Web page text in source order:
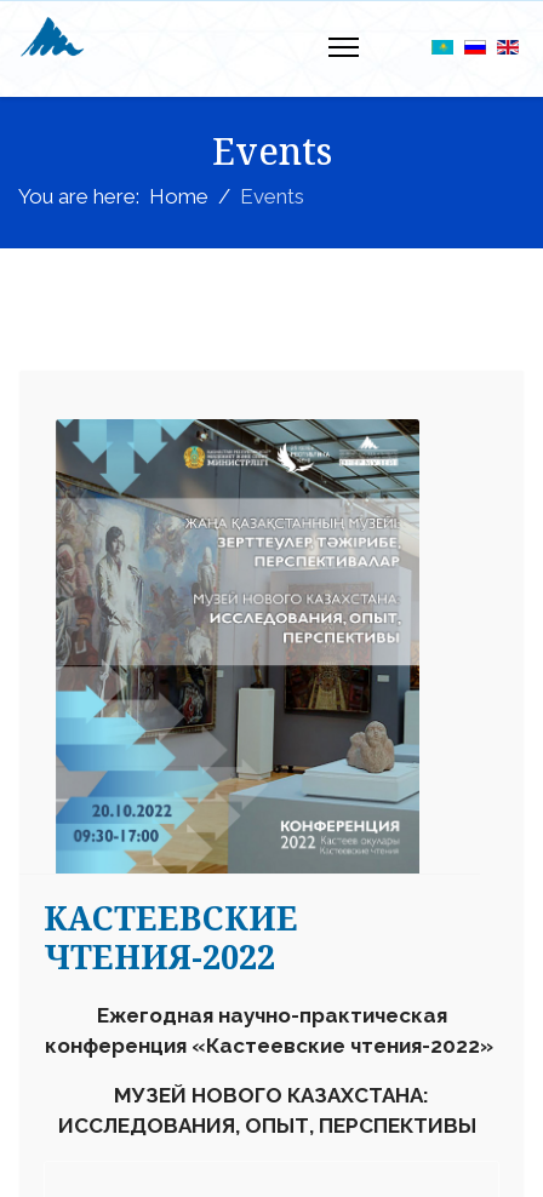
Events
You are here: Home Events
КАСТЕЕВСКИЕ
ЧТЕНИЯ-2022
Ежегодная научно-практическая
конференция «Кастеевские чтения-2022»
МУЗЕЙ НОВОГО КАЗАХСТАНА:
ИССЛЕДОВАНИЯ, ОПЫТ, ПЕРСПЕКТИВЫ